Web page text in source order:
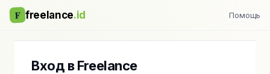
F freelance.id Помощь
Вход в Freelance